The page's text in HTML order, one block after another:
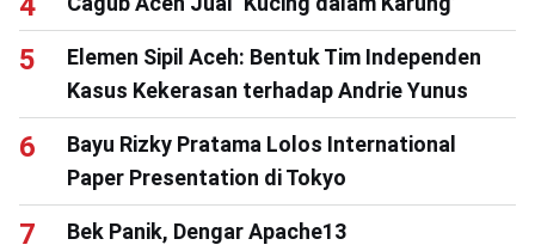
Elemen Sipil Aceh: Bentuk Tim Independen
Kasus Kekerasan terhadap Andrie Yunus
Bayu Rizky Pratama Lolos International
Paper Presentation di Tokyo
Bek Panik, Dengar Apache13